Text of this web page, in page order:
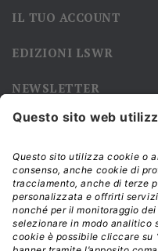
IL TUO ACCOUNT
EDIZIONI LSWR
NEWSLETTER
Iscriviti alla nostra newsletter e
Modalità di